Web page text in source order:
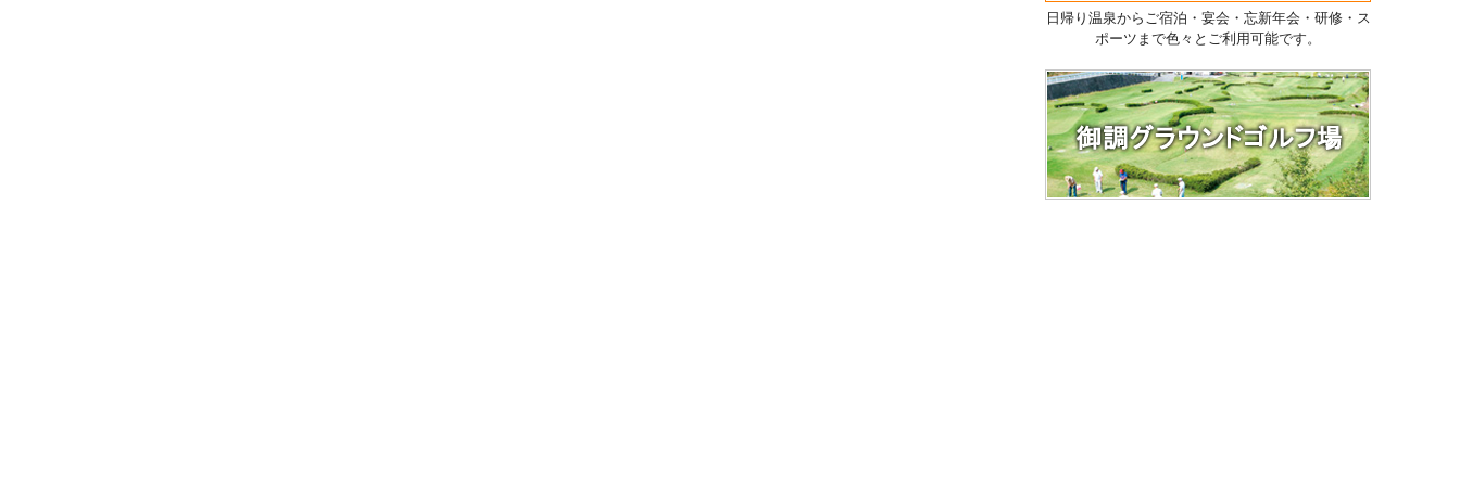
日帰り温泉からご宿泊・宴会・忘新年会・研修・ス
ポーツまで色々とご利用可能です。